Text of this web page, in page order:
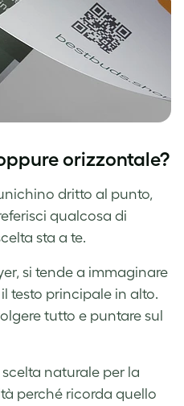
orizzontale?
dritto al punto,
qualcosa di
sta a te.
si tende a immaginare
testo principale in alto.
tutto e puntare sul
naturale per la
perché ricorda quello